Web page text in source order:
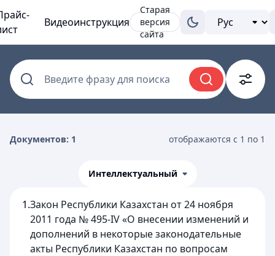
Видеоинструкция
Старая
версия
сайта
Введите фразу для поиска
Документов: 1 отображаются с 1 по 1
Интеллектуальный
1.Закон Республики Казахстан от 24 ноября
2011 года № 495-IV «О внесении изменений и
дополнений в некоторые законодательные
акты Республики Казахстан по вопросам